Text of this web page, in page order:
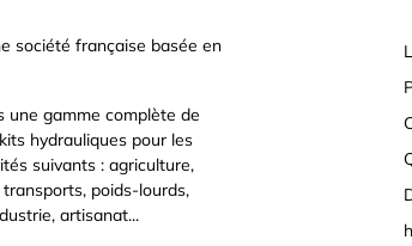
société française basée en
une gamme complète de
hydrauliques pour les
suivants : agriculture,
poids-lourds,
artisanat...